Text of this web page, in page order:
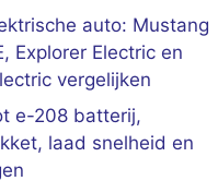
auto: Mustang
Explorer Electric en
vergelijken
e-208 batterij,
laad snelheid en